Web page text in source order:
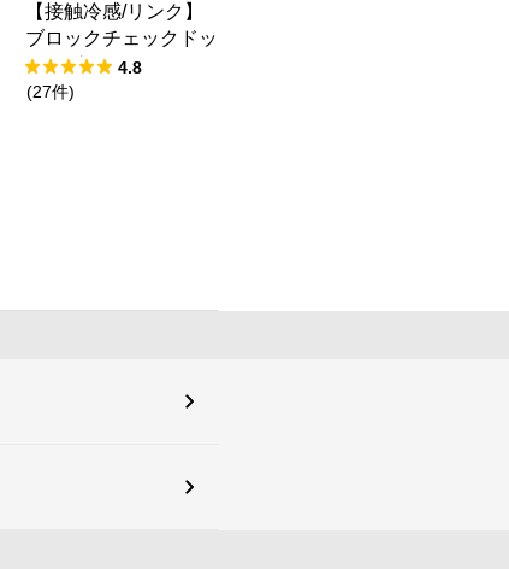
【接触冷感/リンク】
ブロックチェックドッ
キングTシャツ
4.8
(27件)